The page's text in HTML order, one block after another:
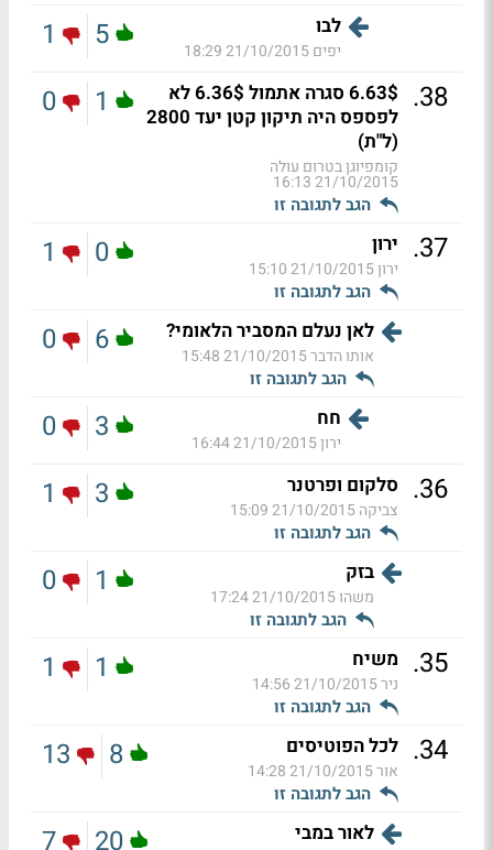
לבו
יפים21/10/2015 18:29
5
1
38
.
6.63$ סגרה אתמול 6.36$ לא
לפספס היה תיקון קטן יעד 2800
(ל"ת)
קומפיוגן בטרום עולה
21/10/2015 16:13
הגב לתגובה זו
1
0
37
. ירון
ירון21/10/2015 15:10
הגב לתגובה זו
0
1
לאן נעלם המסביר הלאומי?
אותו הדבר21/10/2015 15:48
הגב לתגובה זו
6
0
חח
ירון21/10/2015 16:44
3
0
36
. סלקום ופרטנר
צביקה21/10/2015 15:09
הגב לתגובה זו
3
1
בזק
משהו21/10/2015 17:24
הגב לתגובה זו
1
0
35
. משיח
ניר21/10/2015 14:56
הגב לתגובה זו
1
1
34
. לכל הפוטיסים
אור21/10/2015 14:28
הגב לתגובה זו
8
13
לאור במבי 20
7